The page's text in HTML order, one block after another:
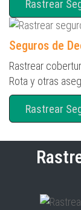
Rastrear
Seguros de
Rastrear
Rota y otras
Rastrear